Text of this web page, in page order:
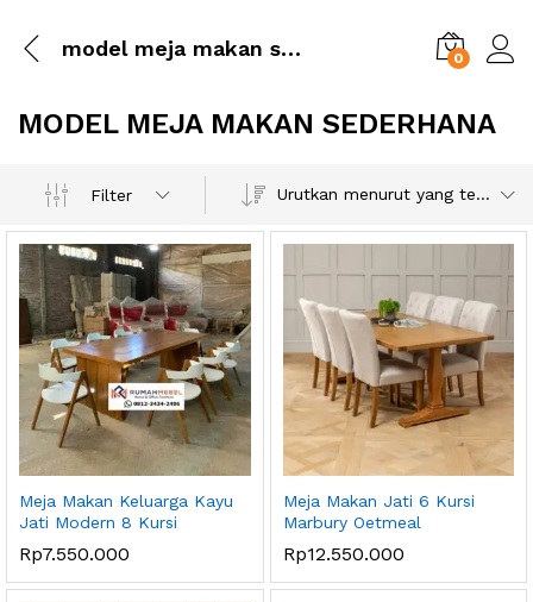
model meja makan sederhana 0
MODEL MEJA MAKAN SEDERHANA
Filter Urutkan menurut yang terbaru
Meja Makan Keluarga Kayu
Jati Modern 8 Kursi
Rp7.550.000
Meja Makan Jati 6 Kursi
Marbury Oetmeal
Rp12.550.000